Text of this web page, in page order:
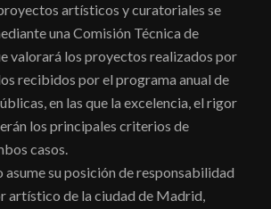
artísticos y curatoriales se
una Comisión Técnica de
valorará los proyectos realizados por
recibidos por el programa anual de
en las que la excelencia, el rigor
los principales criterios de
casos.
su posición de responsabilidad
artístico de la ciudad de Madrid,